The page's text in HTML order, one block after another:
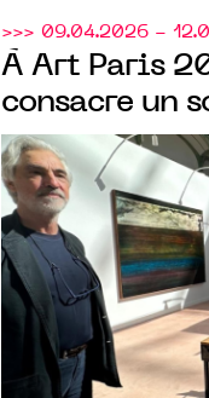
>>> 09.04.2026 -
À Art Paris
consacre un
belge Johan